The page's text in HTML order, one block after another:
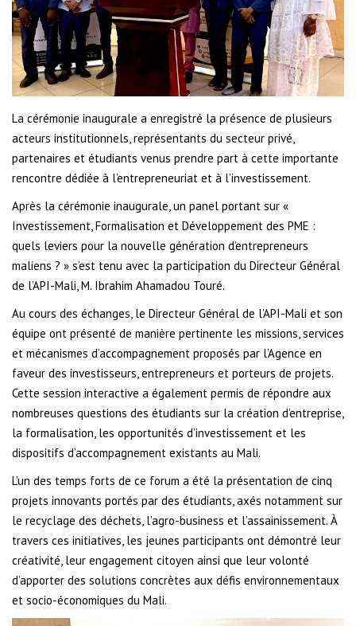
La cérémonie inaugurale a enregistré la présence de plusieurs
acteurs institutionnels, représentants du secteur privé,
partenaires et étudiants venus prendre part à cette importante
rencontre dédiée à l’entrepreneuriat et à l’investissement.
Après la cérémonie inaugurale, un panel portant sur «
Investissement, Formalisation et Développement des PME :
quels leviers pour la nouvelle génération d’entrepreneurs
maliens ? » s’est tenu avec la participation du Directeur Général
de l’API-Mali, M. Ibrahim Ahamadou Touré.
Au cours des échanges, le Directeur Général de l’API-Mali et son
équipe ont présenté de manière pertinente les missions, services
et mécanismes d’accompagnement proposés par l’Agence en
faveur des investisseurs, entrepreneurs et porteurs de projets.
Cette session interactive a également permis de répondre aux
nombreuses questions des étudiants sur la création d’entreprise,
la formalisation, les opportunités d’investissement et les
dispositifs d’accompagnement existants au Mali.
L’un des temps forts de ce forum a été la présentation de cinq
projets innovants portés par des étudiants, axés notamment sur
le recyclage des déchets, l’agro-business et l’assainissement. À
travers ces initiatives, les jeunes participants ont démontré leur
créativité, leur engagement citoyen ainsi que leur volonté
d’apporter des solutions concrètes aux défis environnementaux
et socio-économiques du Mali.